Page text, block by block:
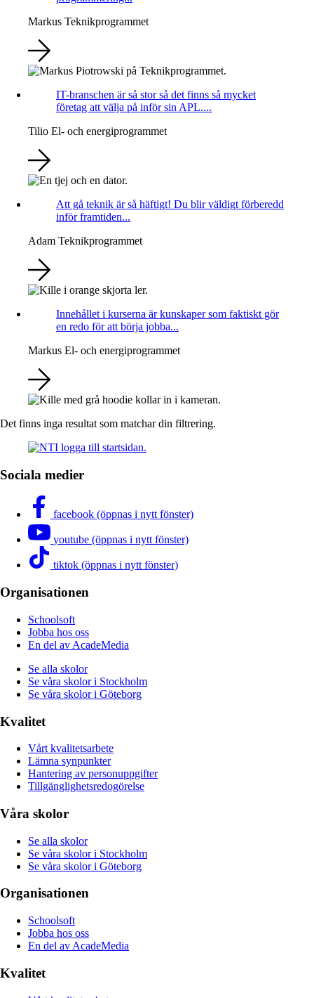
Markus Teknikprogrammet
IT-branschen är så stor så det finns så mycket
företag att välja på inför sin APL....
Tilio El- och energiprogrammet
Att gå teknik är så häftigt! Du blir väldigt förberedd
inför framtiden...
Adam Teknikprogrammet
Innehållet i kurserna är kunskaper som faktiskt gör
en redo för att börja jobba...
Markus El- och energiprogrammet
Det finns inga resultat som matchar din filtrering.
Sociala medier
facebook (öppnas i nytt fönster)
youtube (öppnas i nytt fönster)
tiktok (öppnas i nytt fönster)
Organisationen
Schoolsoft
Jobba hos oss
En del av AcadeMedia
Se alla skolor
Se våra skolor i Stockholm
Se våra skolor i Göteborg
Kvalitet
Vårt kvalitetsarbete
Lämna synpunkter
Hantering av personuppgifter
Tillgänglighetsredogörelse
Våra skolor
Se alla skolor
Se våra skolor i Stockholm
Se våra skolor i Göteborg
Organisationen
Schoolsoft
Jobba hos oss
En del av AcadeMedia
Kvalitet